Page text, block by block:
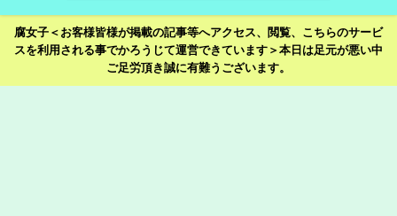
腐女子＜お客様皆様が掲載の記事等へアクセス、閲覧、こちらのサービ
スを利用される事でかろうじて運営できています＞本日は足元が悪い中
ご足労頂き誠に有難うございます。